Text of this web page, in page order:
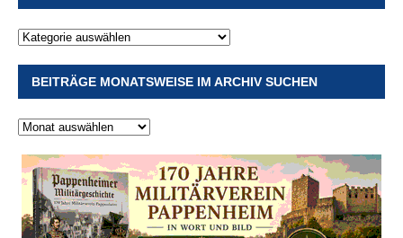
BEITRÄGE MONATSWEISE IM ARCHIV SUCHEN